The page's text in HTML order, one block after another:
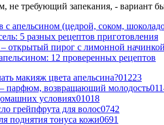
не требующий запекания, - вариант
апельсином (цедрой, соком,
5 разных рецептов приготовления
открытый пирог с лимонной
12 проверенных рецептов
макияж цвета апельсина?01223
парфюм, возвращающий молодость0
условиях01018
грейпфрута для волос0742
поднятия тонуса кожи0691